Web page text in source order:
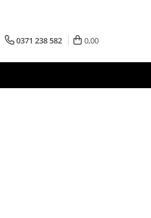
0371 238 582 0,00